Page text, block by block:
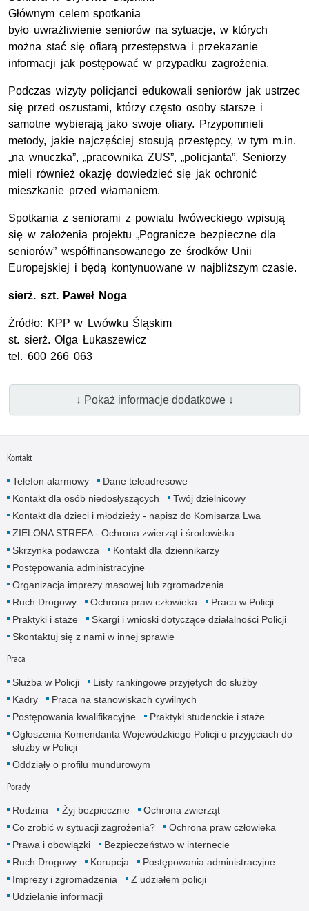
Głównym celem spotkania
było uwrażliwienie seniorów na sytuacje, w których
można stać się ofiarą przestępstwa i przekazanie
informacji jak postępować w przypadku zagrożenia.
Podczas wizyty policjanci edukowali seniorów jak ustrzec
się przed oszustami, którzy często osoby starsze i
samotne wybierają jako swoje ofiary. Przypomnieli
metody, jakie najczęściej stosują przestępcy, w tym m.in.
„na wnuczka”, „pracownika ZUS”, „policjanta”. Seniorzy
mieli również okazję dowiedzieć się jak ochronić
mieszkanie przed włamaniem.
Spotkania z seniorami z powiatu lwóweckiego wpisują
się w założenia projektu „Pogranicze bezpieczne dla
seniorów” współfinansowanego ze środków Unii
Europejskiej i będą kontynuowane w najbliższym czasie.
sierż. szt.Paweł Noga
Źródło: KPP w Lwówku Śląskim
st. sierż.Olga Łukaszewicz
tel. 600 266 063
↓ Pokaż informacje dodatkowe ↓
Kontakt
Telefon alarmowy
Dane teleadresowe
Kontakt dla osób niedosłyszących
Twój dzielnicowy
Kontakt dla dzieci i młodzieży - napisz do Komisarza Lwa
ZIELONA STREFA - Ochrona zwierząt i środowiska
Skrzynka podawcza
Kontakt dla dziennikarzy
Postępowania administracyjne
Organizacja imprezy masowej lub zgromadzenia
Ruch Drogowy
Ochrona praw człowieka
Praca w Policji
Praktyki i staże
Skargi i wnioski dotyczące działalności Policji
Skontaktuj się z nami w innej sprawie
Praca
Służba w Policji
Listy rankingowe przyjętych do służby
Kadry
Praca na stanowiskach cywilnych
Postępowania kwalifikacyjne
Praktyki studenckie i staże
Ogłoszenia Komendanta Wojewódzkiego Policji o przyjęciach do
służby w Policji
Oddziały o profilu mundurowym
Porady
Rodzina Żyj bezpiecznie
Ochrona zwierząt
Co zrobić w sytuacji zagrożenia?
Ochrona praw człowieka
Prawa i obowiązki
Bezpieczeństwo w internecie
Ruch Drogowy
Korupcja
Postępowania administracyjne
Imprezy i zgromadzenia
Z udziałem policji
Udzielanie informacji